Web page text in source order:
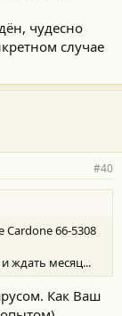
чудесно
случае
#40
Cardone 66-5308
ждать месяц...
Как Ваш